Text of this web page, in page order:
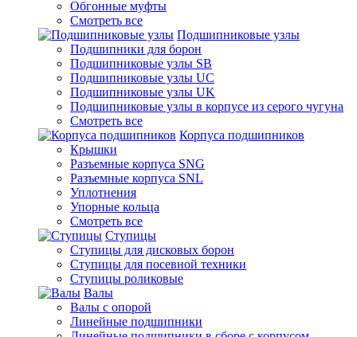
Обгонные муфты
Смотреть все
Подшипниковые узлы
Подшипники для борон
Подшипниковые узлы SB
Подшипниковые узлы UC
Подшипниковые узлы UK
Подшипниковые узлы в корпусе из серого чугуна
Смотреть все
Корпуса подшипников
Крышки
Разъемные корпуса SNG
Разъемные корпуса SNL
Уплотнения
Упорные кольца
Смотреть все
Ступицы
Ступицы для дисковых борон
Ступицы для посевной техники
Ступицы роликовые
Валы
Валы с опорой
Линейные подшипники